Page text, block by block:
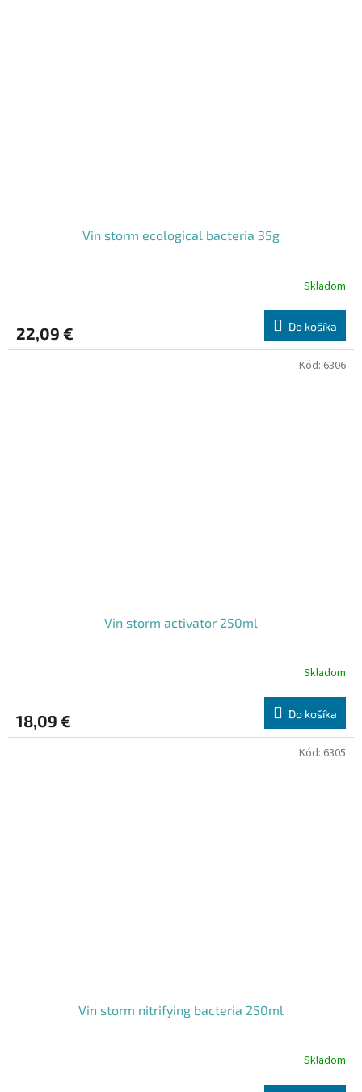
Vin storm ecological bacteria 35g
Skladom
22,09 € Do košíka
Vin storm activator 250ml
Skladom
18,09 € Do košíka
Kód: 6306
Vin storm nitrifying bacteria 250ml
Skladom
Kód: 6305